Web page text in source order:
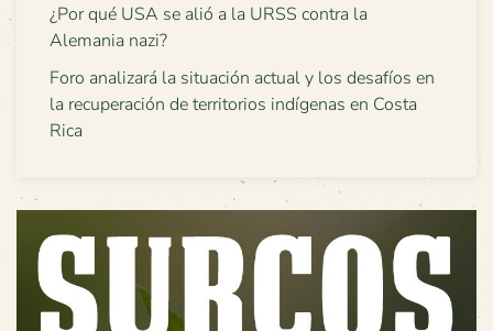
¿Por qué USA se alió a la URSS contra la
Alemania nazi?
Foro analizará la situación actual y los desafíos en
la recuperación de territorios indígenas en Costa
Rica